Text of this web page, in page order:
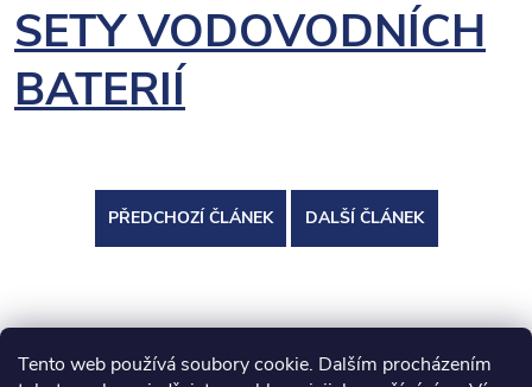
Tento web používá soubory cookie. Dalším procházením
SETY VODOVODNÍCH
BATERIÍ
PŘEDCHOZÍ ČLÁNEK DALŠÍ ČLÁNEK